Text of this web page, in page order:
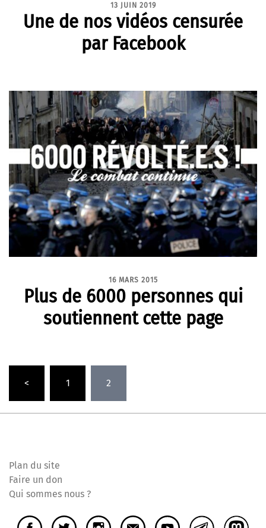
13 JUIN 2019
Une de nos vidéos censurée
par Facebook
16 MARS 2015
Plus de 6000 personnes qui
soutiennent cette page
des
publications
< 1 2
Plan du site
Faire un don
Qui sommes nous ?